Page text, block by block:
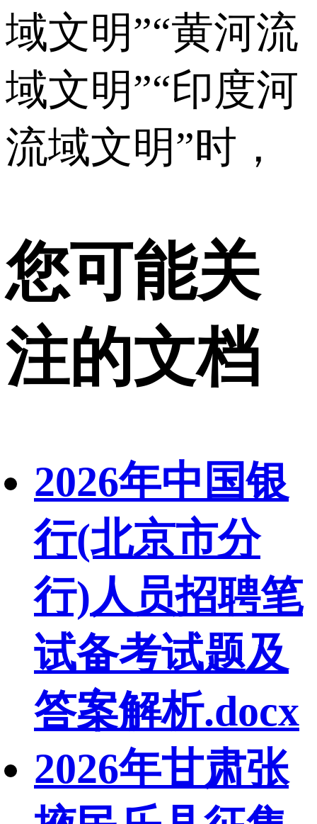
域文明”“黄河流
域文明”“印度河
流域文明”时，
您可能关
注的文档
2026年中国银
行(北京市分
行)人员招聘笔
试备考试题及
答案解析.docx
2026年甘肃张